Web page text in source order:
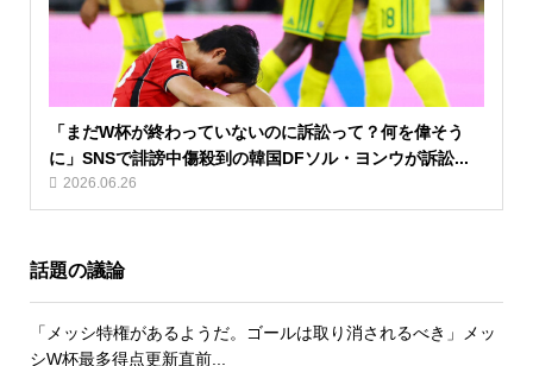
「まだW杯が終わっていないのに訴訟って？何を偉そう
に」SNSで誹謗中傷殺到の韓国DFソル・ヨンウが訴訟...
2026.06.26
話題の議論
「メッシ特権があるようだ。ゴールは取り消されるべき」メッ
シW杯最多得点更新直前...